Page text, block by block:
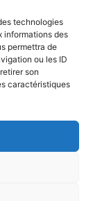
technologies
informations des
permettra de
ou les ID
son
caractéristiques